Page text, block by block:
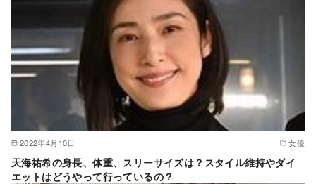
2022年4月10日 女優
天海祐希の身長、体重、スリーサイズは？スタイル維持やダイ
エットはどうやって行っているの？